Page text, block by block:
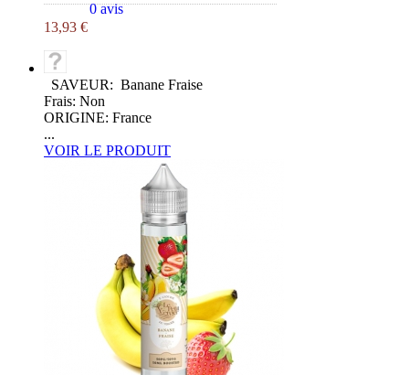
0 avis
13,93 €
SAVEUR: Banane Fraise
Frais: Non
ORIGINE: France
...
VOIR LE PRODUIT